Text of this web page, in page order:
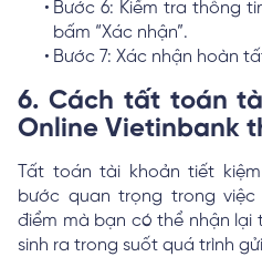
Bước 6: Kiểm tra thông
bấm “Xác nhận”.
Bước 7: Xác nhận hoàn
6. Cách tất toán
Online Vietinbank
Tất toán tài khoản tiết
bước quan trọng trong
điểm mà bạn có thể nhận
sinh ra trong suốt quá trình